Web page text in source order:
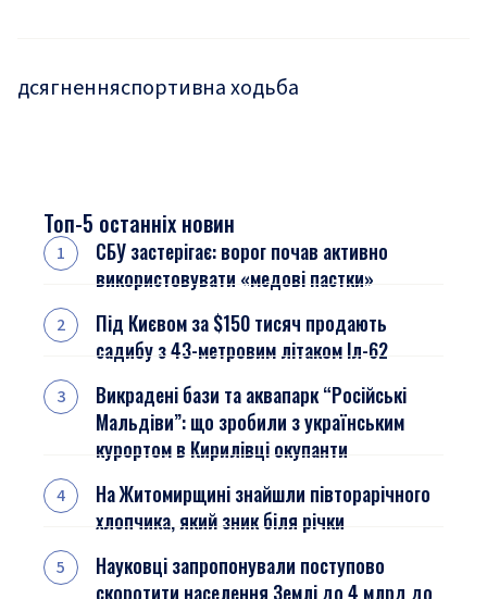
дсягненняспортивна ходьба
Топ-5 останніх новин
СБУ застерігає: ворог почав активно
використовувати «медові пастки»
Під Києвом за $150 тисяч продають
садибу з 43-метровим літаком Іл-62
Викрадені бази та аквапарк “Російські
Мальдіви”: що зробили з українським
курортом в Кирилівці окупанти
На Житомирщині знайшли півторарічного
хлопчика, який зник біля річки
Науковці запропонували поступово
скоротити населення Землі до 4 млрд до